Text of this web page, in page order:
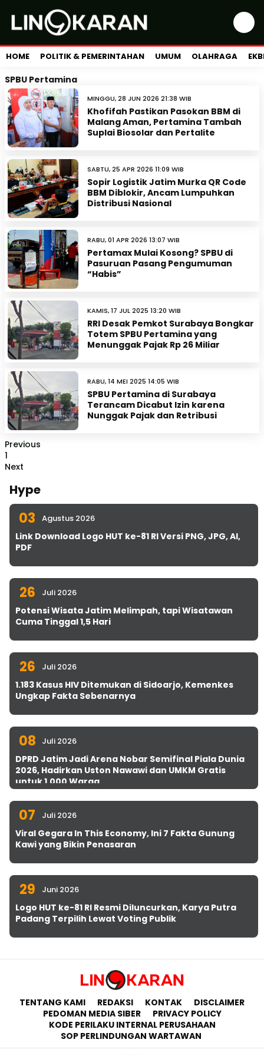
HOME POLITIK & PEMERINTAHAN UMUM OLAHRAGA
SPBU Pertamina
MINGGU, 28 JUN 2026 21:38 WIB
Khofifah Pastikan Pasokan BBM di
Malang Aman, Pertamina Tambah
Suplai Biosolar dan Pertalite
SABTU, 25 APR 2026 11:09 WIB
Sopir Logistik Jatim Murka QR Code
BBM Diblokir, Ancam Lumpuhkan
Distribusi Nasional
RABU, 01 APR 2026 13:07 WIB
Pertamax Mulai Kosong? SPBU di
Pasuruan Pasang Pengumuman
“Habis”
KAMIS, 17 JUL 2025 13:20 WIB
RRI Desak Pemkot Surabaya Bongkar
Totem SPBU Pertamina yang
Menunggak Pajak Rp 26 Miliar
RABU, 14 MEI 2025 14:05 WIB
SPBU Pertamina di Surabaya
Terancam Dicabut Izin karena
Nunggak Pajak dan Retribusi
Previous
1
Next
Hype
03 Agustus 2026
Link Download Logo HUT ke-81 RI Versi PNG, JPG, AI,
PDF
26 Juli 2026
Potensi Wisata Jatim Melimpah, tapi Wisatawan
Cuma Tinggal 1,5 Hari
26 Juli 2026
1.183 Kasus HIV Ditemukan di Sidoarjo, Kemenkes
Ungkap Fakta Sebenarnya
08 Juli 2026
DPRD Jatim Jadi Arena Nobar Semifinal Piala Dunia
2026, Hadirkan Uston Nawawi dan UMKM Gratis
untuk 1.000 Warga
07 Juli 2026
Viral Gegara In This Economy, Ini 7 Fakta Gunung
Kawi yang Bikin Penasaran
29 Juni 2026
Logo HUT ke-81 RI Resmi Diluncurkan, Karya Putra
Padang Terpilih Lewat Voting Publik
TENTANG KAMI REDAKSI KONTAK
DISCLAIMER
PEDOMAN MEDIA SIBER
PRIVACY POLICY
KODE PERILAKU INTERNAL PERUSAHAAN
SOP PERLINDUNGAN WARTAWAN